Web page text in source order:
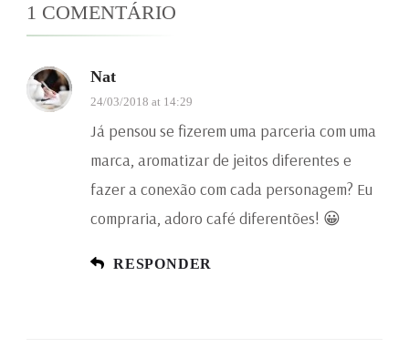
1 COMENTÁRIO
Nat
24/03/2018 at 14:29
Já pensou se fizerem uma parceria com uma
marca, aromatizar de jeitos diferentes e
fazer a conexão com cada personagem? Eu
compraria, adoro café diferentões! 😀
RESPONDER